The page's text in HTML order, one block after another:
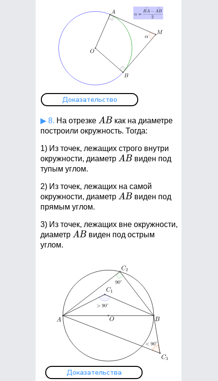
Доказательства
▶ 8. На отрезке AB
ABкак на диаметре
построили окружность. Тогда:
1) Из точек, лежащих строго внутри
окружности, диаметр AB
ABвиден под
тупым углом.
2) Из точек, лежащих на самой
окружности, диаметр AB
ABвиден под
прямым углом.
3) Из точек, лежащих вне окружности,
диаметр AB
ABвиден под острым
углом.
Доказательство